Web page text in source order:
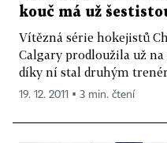
kouč má už
Vítězná série hokejistů
Calgary prodloužila už
díky ní stal druhým
19. 12. 2011 ▪ 3 min. čtení